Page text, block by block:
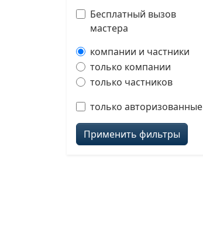
Бесплатный вызов
мастера
компании и частники
только компании
только частников
только авторизованные
Применить фильтры